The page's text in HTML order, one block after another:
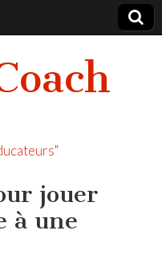
jouer
à une